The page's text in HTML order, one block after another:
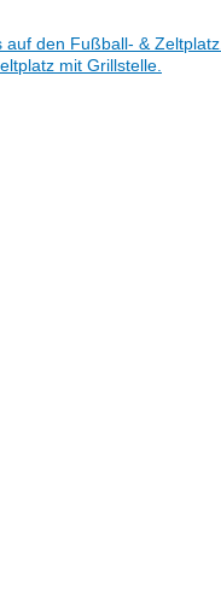
auf den Fußball- & Zeltplatz.